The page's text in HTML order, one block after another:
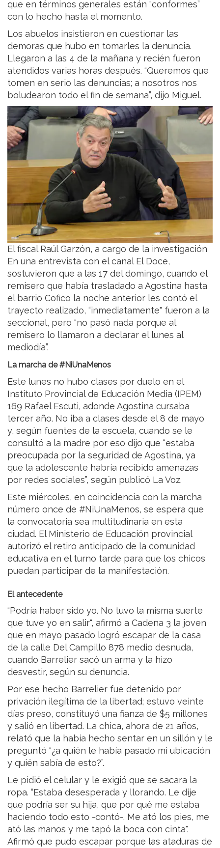
que en términos generales están “conformes”
con lo hecho hasta el momento.
Los abuelos insistieron en cuestionar las
demoras que hubo en tomarles la denuncia.
Llegaron a las 4 de la mañana y recién fueron
atendidos varias horas después. “Queremos que
tomen en serio las denuncias; a nosotros nos
boludearon todo el fin de semana”, dijo Miguel.
El fiscal Raúl Garzón, a cargo de la investigación
En una entrevista con el canal El Doce,
sostuvieron que a las 17 del domingo, cuando el
remisero que había trasladado a Agostina hasta
el barrio Cofico la noche anterior les contó el
trayecto realizado, “inmediatamente" fueron a la
seccional, pero “no pasó nada porque al
remisero lo llamaron a declarar el lunes al
mediodía”.
La marcha de #NiUnaMenos
Este lunes no hubo clases por duelo en el
Instituto Provincial de Educación Media (IPEM)
169 Rafael Escuti, adonde Agostina cursaba
tercer año. No iba a clases desde el 8 de mayo
y, según fuentes de la escuela, cuando se le
consultó a la madre por eso dijo que “estaba
preocupada por la seguridad de Agostina, ya
que la adolescente habría recibido amenazas
por redes sociales”, según publicó La Voz.
Este miércoles, en coincidencia con la marcha
número once de #NiUnaMenos, se espera que
la convocatoria sea multitudinaria en esta
ciudad. El Ministerio de Educación provincial
autorizó el retiro anticipado de la comunidad
educativa en el turno tarde para que los chicos
puedan participar de la manifestación.
El antecedente
“Podría haber sido yo. No tuvo la misma suerte
que tuve yo en salir", afirmó a Cadena 3 la joven
que en mayo pasado logró escapar de la casa
de la calle Del Campillo 878 medio desnuda,
cuando Barrelier sacó un arma y la hizo
desvestir, según su denuncia.
Por ese hecho Barrelier fue detenido por
privación ilegítima de la libertad; estuvo veinte
días preso, constituyó una fianza de $5 millones
y salió en libertad. La chica, ahora de 21 años,
relató que la había hecho sentar en un sillón y le
preguntó “¿a quién le había pasado mi ubicación
y quién sabía de esto?”.
Le pidió el celular y le exigió que se sacara la
ropa. “Estaba desesperada y llorando. Le dije
que podría ser su hija, que por qué me estaba
haciendo todo esto -contó-. Me ató los pies, me
ató las manos y me tapó la boca con cinta".
Afirmó que pudo escapar porque las ataduras de